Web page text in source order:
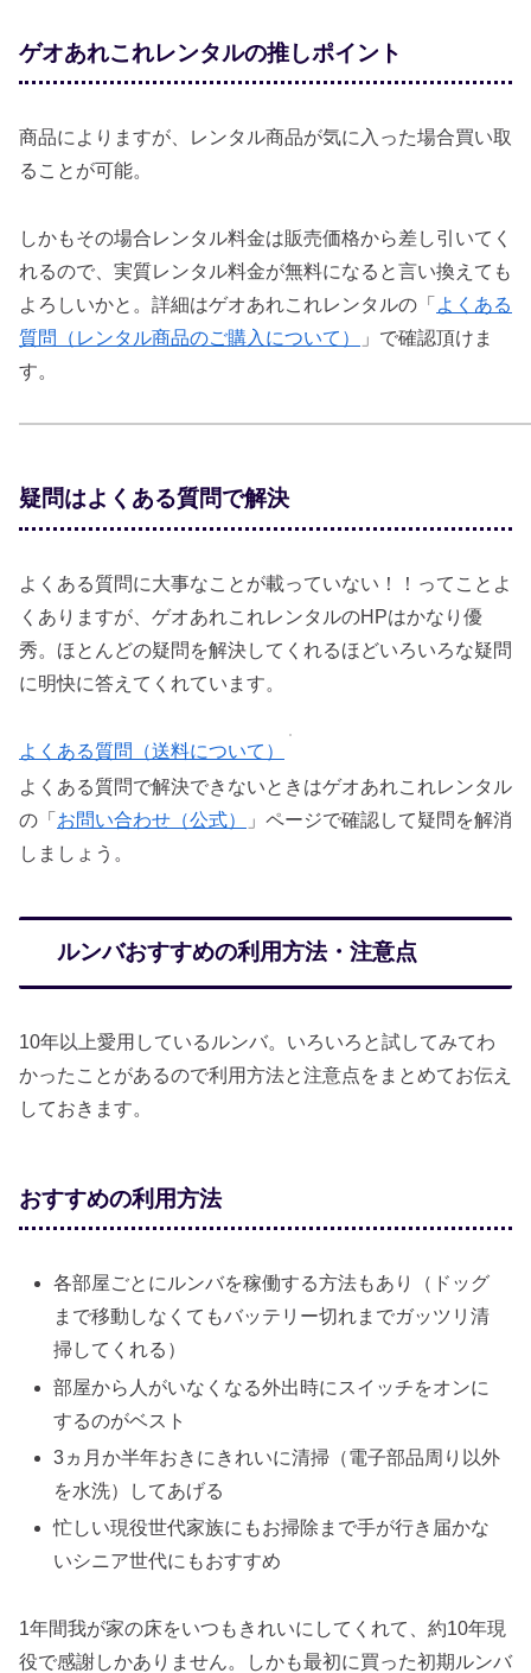
ゲオあれこれレンタルの推しポイント
商品によりますが、レンタル商品が気に入った場合買い取
ることが可能。
しかもその場合レンタル料金は販売価格から差し引いてく
れるので、実質レンタル料金が無料になると言い換えても
よろしいかと。詳細はゲオあれこれレンタルの「 よくある
質問（レンタル商品のご購入について）
」で確認頂けま
す。
疑問はよくある質問で解決
よくある質問に大事なことが載っていない！！ってことよ
くありますが、ゲオあれこれレンタルのHPはかなり優
秀。ほとんどの疑問を解決してくれるほどいろいろな疑問
に明快に答えてくれています。
よくある質問（送料について）
よくある質問で解決できないときはゲオあれこれレンタル
の「 お問い合わせ（公式）
」ページで確認して疑問を解消
しましょう。
ルンバおすすめの利用方法・注意点
10年以上愛用しているルンバ。いろいろと試してみてわ
かったことがあるので利用方法と注意点をまとめてお伝え
しておきます。
おすすめの利用方法
各部屋ごとにルンバを稼働する方法もあり（ドッグ
まで移動しなくてもバッテリー切れまでガッツリ清
掃してくれる）
部屋から人がいなくなる外出時にスイッチをオンに
するのがベスト
3ヵ月か半年おきにきれいに清掃（電子部品周り以外
を水洗）してあげる
忙しい現役世代家族にもお掃除まで手が行き届かな
いシニア世代にもおすすめ
1年間我が家の床をいつもきれいにしてくれて、約10年現
役で感謝しかありません。しかも最初に買った初期ルンバ